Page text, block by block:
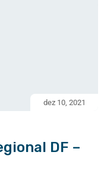
dez 10, 2021
DF –